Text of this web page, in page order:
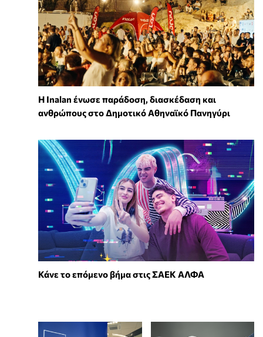
Η Inalan ένωσε παράδοση, διασκέδαση και
ανθρώπους στο Δημοτικό Αθηναϊκό Πανηγύρι
Κάνε το επόμενο βήμα στις ΣΑΕΚ ΑΛΦΑ